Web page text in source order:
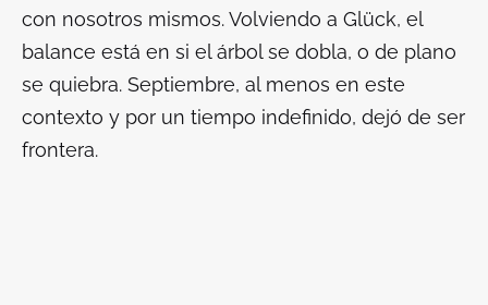
con nosotros mismos. Volviendo a Glück, el
balance está en si el árbol se dobla, o de plano
se quiebra. Septiembre, al menos en este
contexto y por un tiempo indefinido, dejó de ser
frontera.